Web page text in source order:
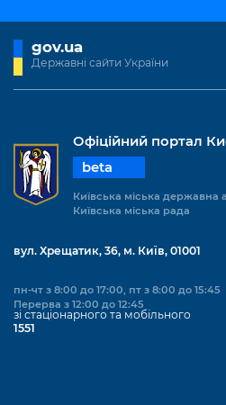
gov.ua
Державні сайти України
Офіційний портал
beta
Київська міська державна
Київська міська рада
вул. Хрещатик, 36, м. Київ, 01001
пн-чт з 8:00 до 17:00, пт з 8:00 до 15:45
Перерва з 12:00 до 12:45
зі стаціонарного та мобільного
1551